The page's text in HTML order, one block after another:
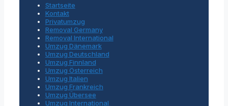
Startseite
Kontakt
Privatumzug
Removal Germany
Removal International
Umzug Dänemark
Umzug Deutschland
Umzug Finnland
Umzug Österreich
Umzug Italien
Umzug Frankreich
Umzug Übersee
Umzug International